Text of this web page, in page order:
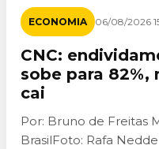
ECONOMIA 06/08/2026
CNC:
sobe para 82%,
cai
Por: Bruno de Freitas
BrasilFoto: Rafa